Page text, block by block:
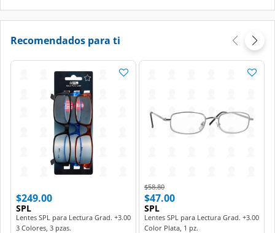
Recomendados para ti
$249.00
SPL
Lentes SPL para Lectura Grad. +3.00
3 Colores, 3 pzas.
Price reduced from
$58.80to
$47.00
SPL
Lentes SPL para Lectura Grad. +3.00
Color Plata, 1 pz.